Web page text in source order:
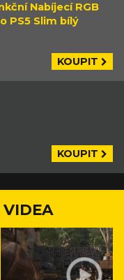
Nabíjecí RGB
PS5 Slim bílý
KOUPIT
KOUPIT
VIDEA